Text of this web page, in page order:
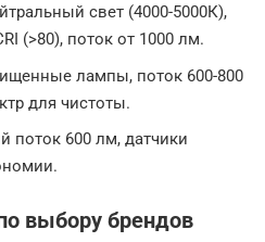
свет (4000-5000К),
(>80), поток от 1000 лм.
лампы, поток 600-800
для чистоты.
поток 600 лм, датчики
выбору брендов